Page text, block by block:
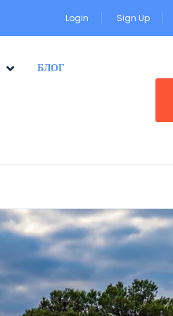
Login Sign Up
БЛОГ